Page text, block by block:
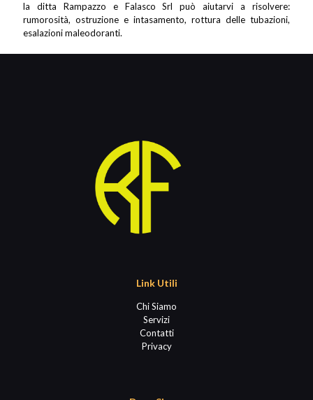
la ditta Rampazzo e Falasco Srl può aiutarvi a risolvere:
rumorosità, ostruzione e intasamento, rottura delle tubazioni,
esalazioni maleodoranti.
Link Utili
Chi Siamo
Servizi
Contatti
Privacy